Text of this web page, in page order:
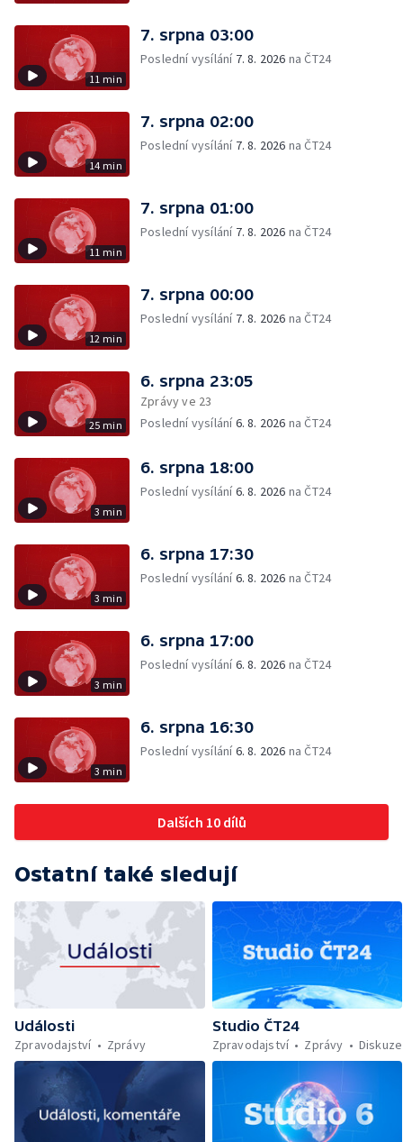
11 min
7. srpna 03:00
Poslední vysílání 7. 8. 2026 na ČT24
14 min
7. srpna 02:00
Poslední vysílání 7. 8. 2026 na ČT24
11 min
7. srpna 01:00
Poslední vysílání 7. 8. 2026 na ČT24
12 min
7. srpna 00:00
Poslední vysílání 7. 8. 2026 na ČT24
25 min
6. srpna 23:05
Zprávy ve 23
Poslední vysílání6. 8. 2026 na ČT24
3 min
6. srpna 18:00
Poslední vysílání6. 8. 2026 na ČT24
3 min
6. srpna 17:30
Poslední vysílání6. 8. 2026 na ČT24
3 min
6. srpna 17:00
Poslední vysílání6. 8. 2026 na ČT24
3 min
6. srpna 16:30
Poslední vysílání6. 8. 2026 na ČT24
Dalších 10 dílů
Ostatní také sledují
Události
Zpravodajství
Zprávy
Studio ČT24
Zpravodajství
Zprávy Diskuze